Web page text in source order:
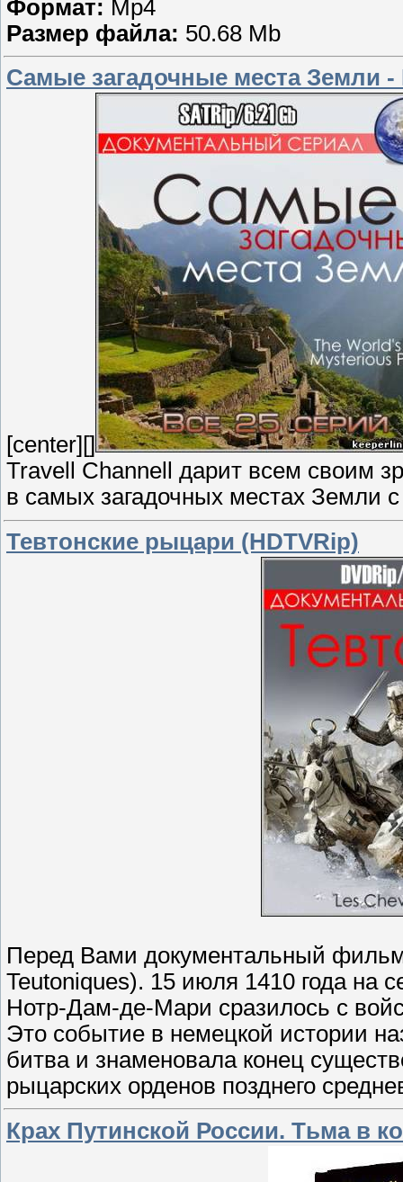
Формат: Mp4
Размер файла: 50.68 Mb
Самые загадочные места Земли -
[center][]
Travell Channell дарит всем своим
в самых загадочных местах Земли
Тевтонские рыцари (HDTVRip)
Перед Вами документальный
Teutoniques). 15 июля 1410 года на
Нотр-Дам-де-Мари сразилось с
Это событие в немецкой истории
битва и знаменовала конец
рыцарских орденов позднего
Крах Путинской России. Тьма в